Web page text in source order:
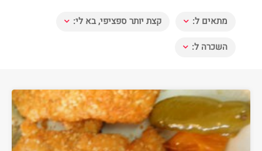
מתאים ל:
קצת יותר ספציפי, בא לי:
השכרה ל: